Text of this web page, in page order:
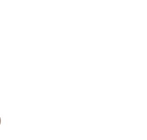
kaķēna piekļūšanu elektroinstalācijām,
kaķēna galvenais ienaidnieks ir zema